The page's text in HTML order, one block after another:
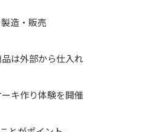
造・販売
品は外部から仕入れ
ーキ作り体験を開催